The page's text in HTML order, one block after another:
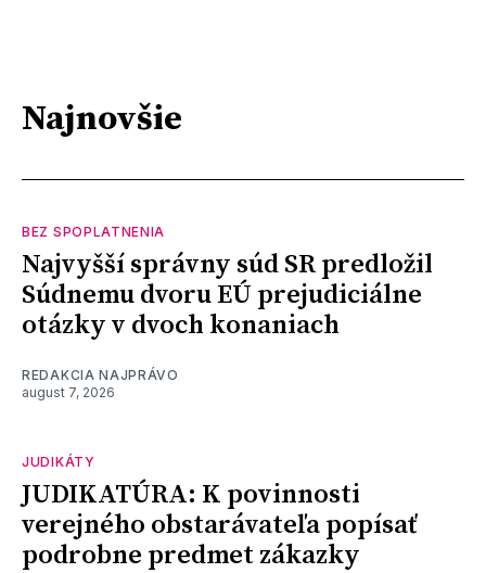
Najnovšie
BEZ SPOPLATNENIA
Najvyšší správny súd SR predložil
Súdnemu dvoru EÚ prejudiciálne
otázky v dvoch konaniach
REDAKCIA NAJPRÁVO
august 7, 2026
JUDIKÁTY
JUDIKATÚRA: K povinnosti
verejného obstarávateľa popísať
podrobne predmet zákazky